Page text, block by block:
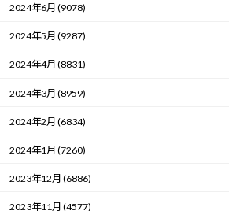
2024年6月 (9078)
2024年5月 (9287)
2024年4月 (8831)
2024年3月 (8959)
2024年2月 (6834)
2024年1月 (7260)
2023年12月 (6886)
2023年11月 (4577)